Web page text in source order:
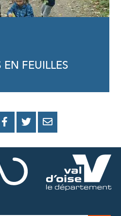
FEUILLES

PARTAGER
FACEBOOK
PARTAGER
PARTAGER
MAIL